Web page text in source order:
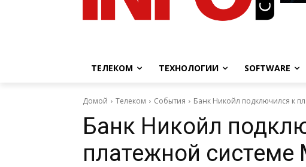
ТЕЛЕКОМ ТЕХНОЛОГИИ SOFTWARE
Домой Телеком События Банк Никойл подключился к
Банк Никойл
платежной системе